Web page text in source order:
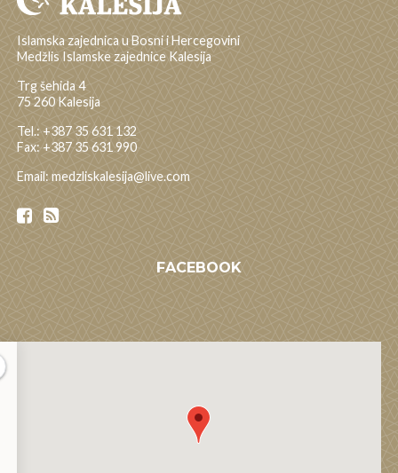
Islamska zajednica u Bosni i Hercegovini
Medžlis Islamske zajednice Kalesija
Trg šehida 4
75 260 Kalesija
Tel.: +387 35 631 132
Fax: +387 35 631 990
Email: medzliskalesija@live.com
FACEBOOK